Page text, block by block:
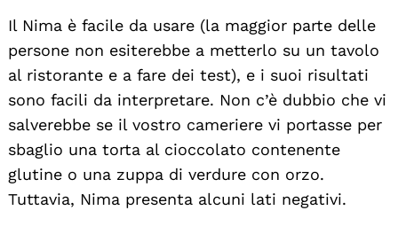
Il Nima è facile da usare (la maggior parte delle
persone non esiterebbe a metterlo su un tavolo
al ristorante e a fare dei test), e i suoi risultati
sono facili da interpretare. Non c’è dubbio che vi
salverebbe se il vostro cameriere vi portasse per
sbaglio una torta al cioccolato contenente
glutine o una zuppa di verdure con orzo.
Tuttavia, Nima presenta alcuni lati negativi.